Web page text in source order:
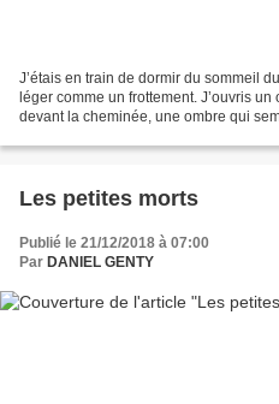
J’étais en train de dormir du sommeil
léger comme un frottement. J’ouvris
devant la cheminée, une ombre qui
Les petites morts
Publié le 21/12/2018 à 07:00
Par DANIEL GENTY